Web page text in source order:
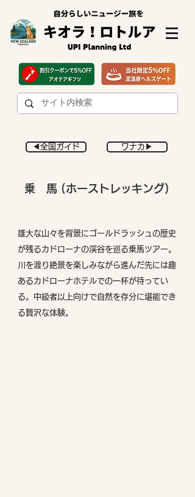
◀︎全国ガイド ワナカ▶︎
乗 馬 (ホーストレッキング)
雄大な山々を背景にゴールドラッシュの歴史
が残るカドローナの渓谷を巡る乗馬ツアー。
川を渡り絶景を楽しみながら進んだ先には趣
あるカドローナホテルでの一杯が待ってい
る。中級者以上向けで自然を存分に堪能でき
る贅沢な体験。